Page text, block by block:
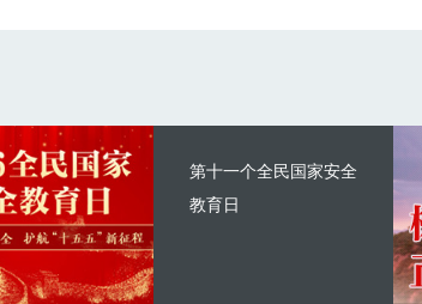
第十一个全民国家安全
教育日